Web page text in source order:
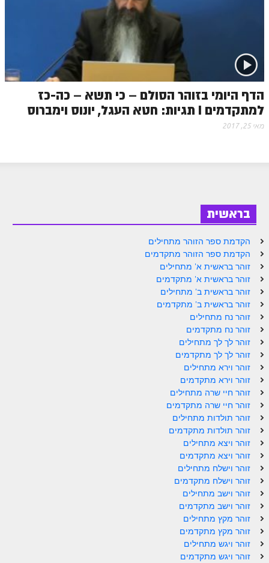
הדף היומי בזוהר הסולם – כי תשא – כה-כז
למתקדמים I תגיות: חטא העגל, יונוס וימברוס
מאי 25, 2017
בראשית
הקדמת ספר הזוהר מתחילים
הקדמת ספר הזוהר מתקדמים
זוהר בראשית א' מתחילים
זוהר בראשית א' מתקדמים
זוהר בראשית ב' מתחילים
זוהר בראשית ב' מתקדמים
זוהר נח מתחילים
זוהר נח מתקדמים
זוהר לך לך מתחילים
זוהר לך לך מתקדמים
זוהר וירא מתחילים
זוהר וירא מתקדמים
זוהר חיי שרה מתחילים
זוהר חיי שרה מתקדמים
זוהר תולדות מתחילים
זוהר תולדות מתקדמים
זוהר ויצא מתחילים
זוהר ויצא מתקדמים
זוהר וישלח מתחילים
זוהר וישלח מתקדמים
זוהר וישב מתחילים
זוהר וישב מתקדמים
זוהר מקץ מתחילים
זוהר מקץ מתקדמים
זוהר ויגש מתחילים
זוהר ויגש מתקדמים